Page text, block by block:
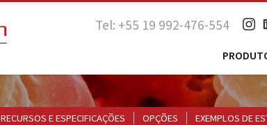
Tel: +55 19 992-476-554
RECURSOS E ESPECIFICAÇÕES OPÇÕES EXEMPLOS DE